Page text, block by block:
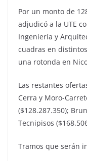
Por un monto de
adjudicó a la UTE
Ingeniería y
cuadras en
una rotonda en
Las restantes
Cerra y Moro-
($128.287.350);
Tecnipisos
Tramos que serán